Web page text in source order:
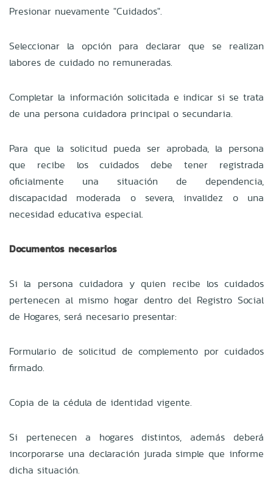
Presionar nuevamente "Cuidados".
Seleccionar la opción para declarar que se realizan
labores de cuidado no remuneradas.
Completar la información solicitada e indicar si se trata
de una persona cuidadora principal o secundaria.
Para que la solicitud pueda ser aprobada, la persona
que recibe los cuidados debe tener registrada
oficialmente una situación de dependencia,
discapacidad moderada o severa, invalidez o una
necesidad educativa especial.
Documentos necesarios
Si la persona cuidadora y quien recibe los cuidados
pertenecen al mismo hogar dentro del Registro Social
de Hogares, será necesario presentar:
Formulario de solicitud de complemento por cuidados
firmado.
Copia de la cédula de identidad vigente.
Si pertenecen a hogares distintos, además deberá
incorporarse una declaración jurada simple que informe
dicha situación.